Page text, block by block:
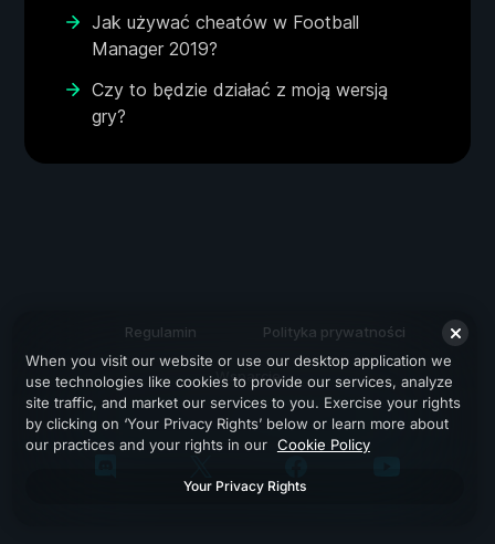
Jak używać cheatów w Football
Manager 2019?
Czy to będzie działać z moją wersją
gry?
Regulamin Polityka prywatności
Wsparcie
When you visit our website or use our desktop application we
use technologies like cookies to provide our services, analyze
site traffic, and market our services to you. Exercise your rights
by clicking on ‘Your Privacy Rights’ below or learn more about
our practices and your rights in our Cookie Policy
Your Privacy Rights